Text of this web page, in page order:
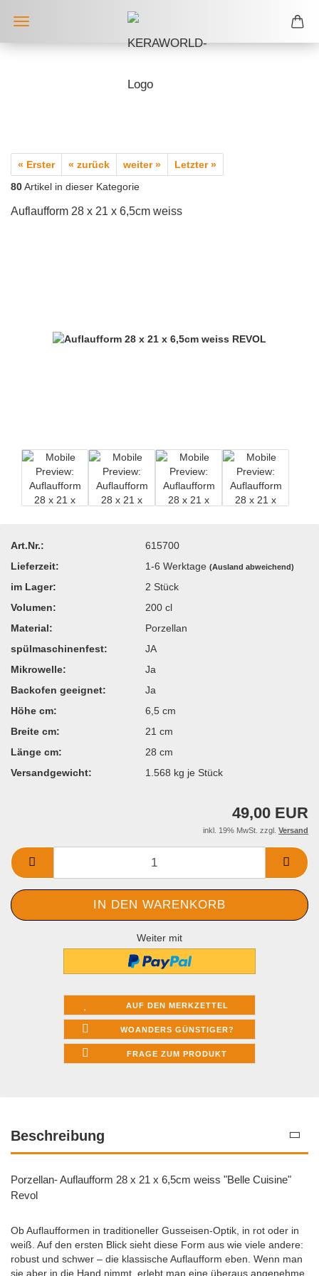
« Erster « zurück weiter »
Letzter »
80Artikel in dieser Kategorie
Auflaufform 28 x 21 x 6,5cm weiss
Art.Nr.:
615700
Lieferzeit:
1-6 Werktage(Ausland abweichend)
im Lager: 2 Stück
Volumen:
200 cl
Material:
Porzellan
spülmaschinenfest:
JA
Mikrowelle:
Ja
Backofen geeignet:
Ja
Höhe cm:
6,5 cm
Breite cm:
21 cm
Länge cm:
28 cm
Versandgewicht:
1.568 kg je Stück
49,00 EUR
inkl. 19% MwSt. zzgl. Versand
Weiter mit
AUF DEN MERKZETTEL
WOANDERS GÜNSTIGER?
FRAGE ZUM PRODUKT
Beschreibung
Porzellan- Auflaufform 28 x 21 x 6,5cm weiss "Belle Cuisine"
Revol
Ob Auflaufformen in traditioneller Gusseisen-Optik, in rot oder in
weiß. Auf den ersten Blick sieht diese Form aus wie viele andere:
robust und schwer – die klassische Auflaufform eben. Wenn man
sie aber in die Hand nimmt, erlebt man eine überaus angenehme